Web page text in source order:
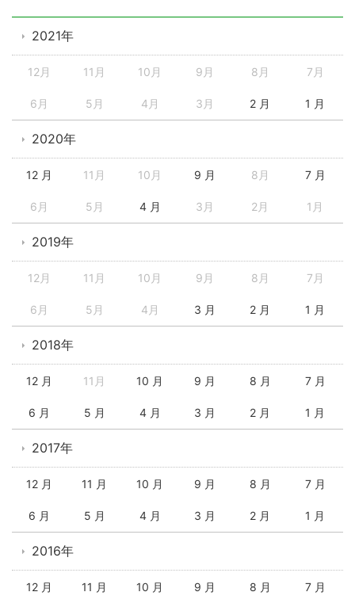
2021年
12月 11月 10月 9月 8月 7月
6月 5月 4月 3月 2 月 1 月
2020年
12 月 11月 10月 9 月 8月 7 月
6月 5月 4 月 3月 2月 1月
2019年
12月 11月 10月 9月 8月 7月
6月 5月 4月 3 月 2 月 1 月
2018年
12 月 11月 10 月 9 月 8 月 7 月
6 月 5 月 4 月 3 月 2 月 1 月
2017年
12 月 11 月 10 月 9 月 8 月 7 月
6 月 5 月 4 月 3 月 2 月 1 月
2016年
12 月 11 月 10 月 9 月 8 月 7 月